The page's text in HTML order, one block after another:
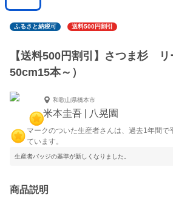
ふるさと納税可 送料500円割引
【送料500円割引】さつま杉
50cm15本～）
和歌山県橋本市
米本圭吾 | 八晃園
マークのついた生産者さんは、過去1年間で
ています。
生産者バッジの基準が新しくなりました。
商品説明